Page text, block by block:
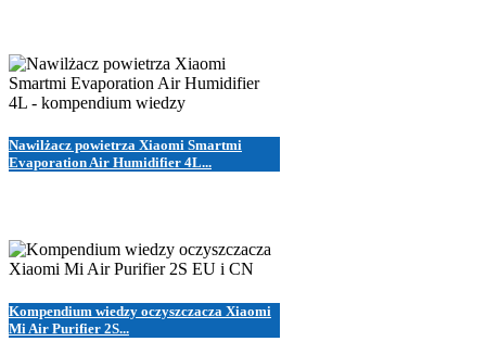
Nawilżacz powietrza Xiaomi Smartmi
Evaporation Air Humidifier 4L...
Kompendium wiedzy oczyszczacza Xiaomi
Mi Air Purifier 2S...